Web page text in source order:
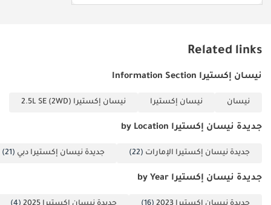
Related links
نيسان إكستيرا Information Section
نيسان نيسان إكستيرا نيسان إكستيرا 2.5L SE (2WD)
جديدة نيسان إكستيرا by Location
جديدة نيسان إكستيرا الإمارات (22) جديدة نيسان إكستيرا دبي (21)
جديدة نيسان إكستيرا by Year
تجربة قيادة سيارة جديدة تتميز بفخامة استثنائية تفوق السيارات المتوفرة
المتطورة، مما يجعلها استثمارًا آمنًا وذكيًا وذا قيمة عالية على المدى